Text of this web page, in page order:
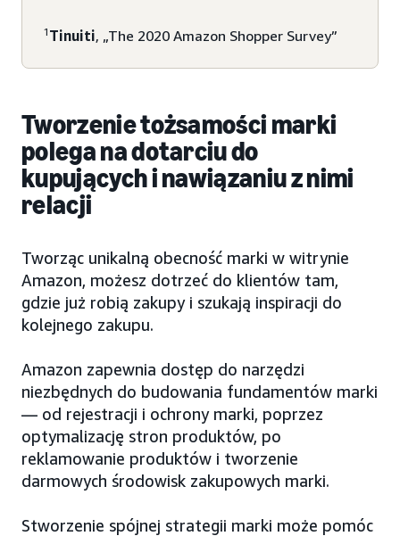
1 Tinuiti, „The 2020 Amazon Shopper Survey”
Tworzenie tożsamości marki
polega na dotarciu do
kupujących i nawiązaniu z nimi
relacji
Tworząc unikalną obecność marki w witrynie
Amazon, możesz dotrzeć do klientów tam,
gdzie już robią zakupy i szukają inspiracji do
kolejnego zakupu.
Amazon zapewnia dostęp do narzędzi
niezbędnych do budowania fundamentów marki
— od rejestracji i ochrony marki, poprzez
optymalizację stron produktów, po
reklamowanie produktów i tworzenie
darmowych środowisk zakupowych marki.
Stworzenie spójnej strategii marki może pomóc